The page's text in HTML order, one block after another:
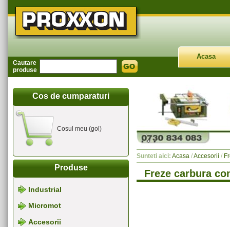
Cautare
produse
Acasa
Cos de cumparaturi
Cosul meu (gol)
Produse
Industrial
Micromot
Accesorii
Sunteti aici: Acasa /Accesorii /
Freze carbura